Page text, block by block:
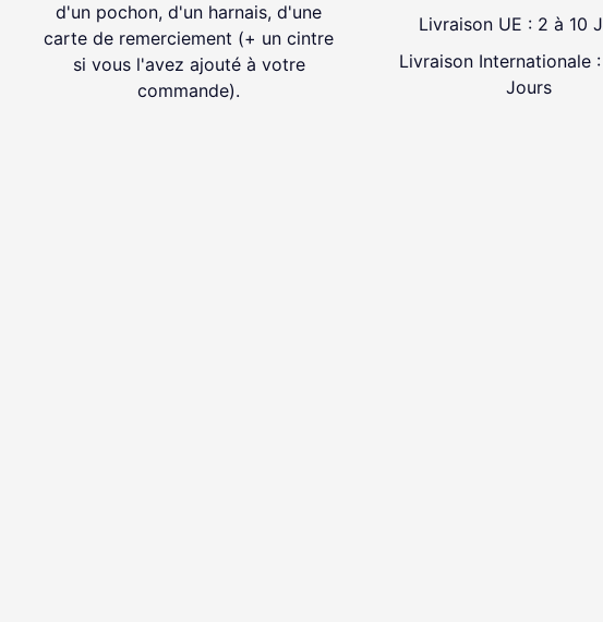
d'un pochon, d'un harnais, d'une
carte de remerciement (+ un cintre
si vous l'avez ajouté à votre
commande).
Livraison UE : 2 à 10
Livraison Internationale
Jours